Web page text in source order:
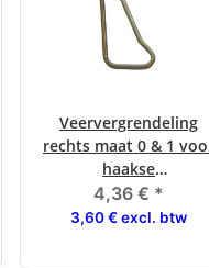
Veervergrendeling
rechts maat 0 & 1
haakse
krukvergrendelingen
4,36 € *
3,60 € excl. btw